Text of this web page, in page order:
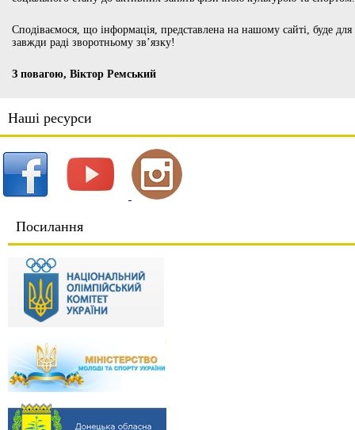
Сподіваємося, що інформація, представлена на нашому сайті, буде
завжди раді зворотньому зв’язку!
З повагою, Віктор Ремський
Наші ресурси
Посилання